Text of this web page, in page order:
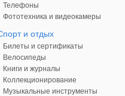
Телефоны
Фототехника и видеокамеры
и отдых
Билеты и сертификаты
Велосипеды
Книги и журналы
Коллекционирование
Музыкальные инструменты